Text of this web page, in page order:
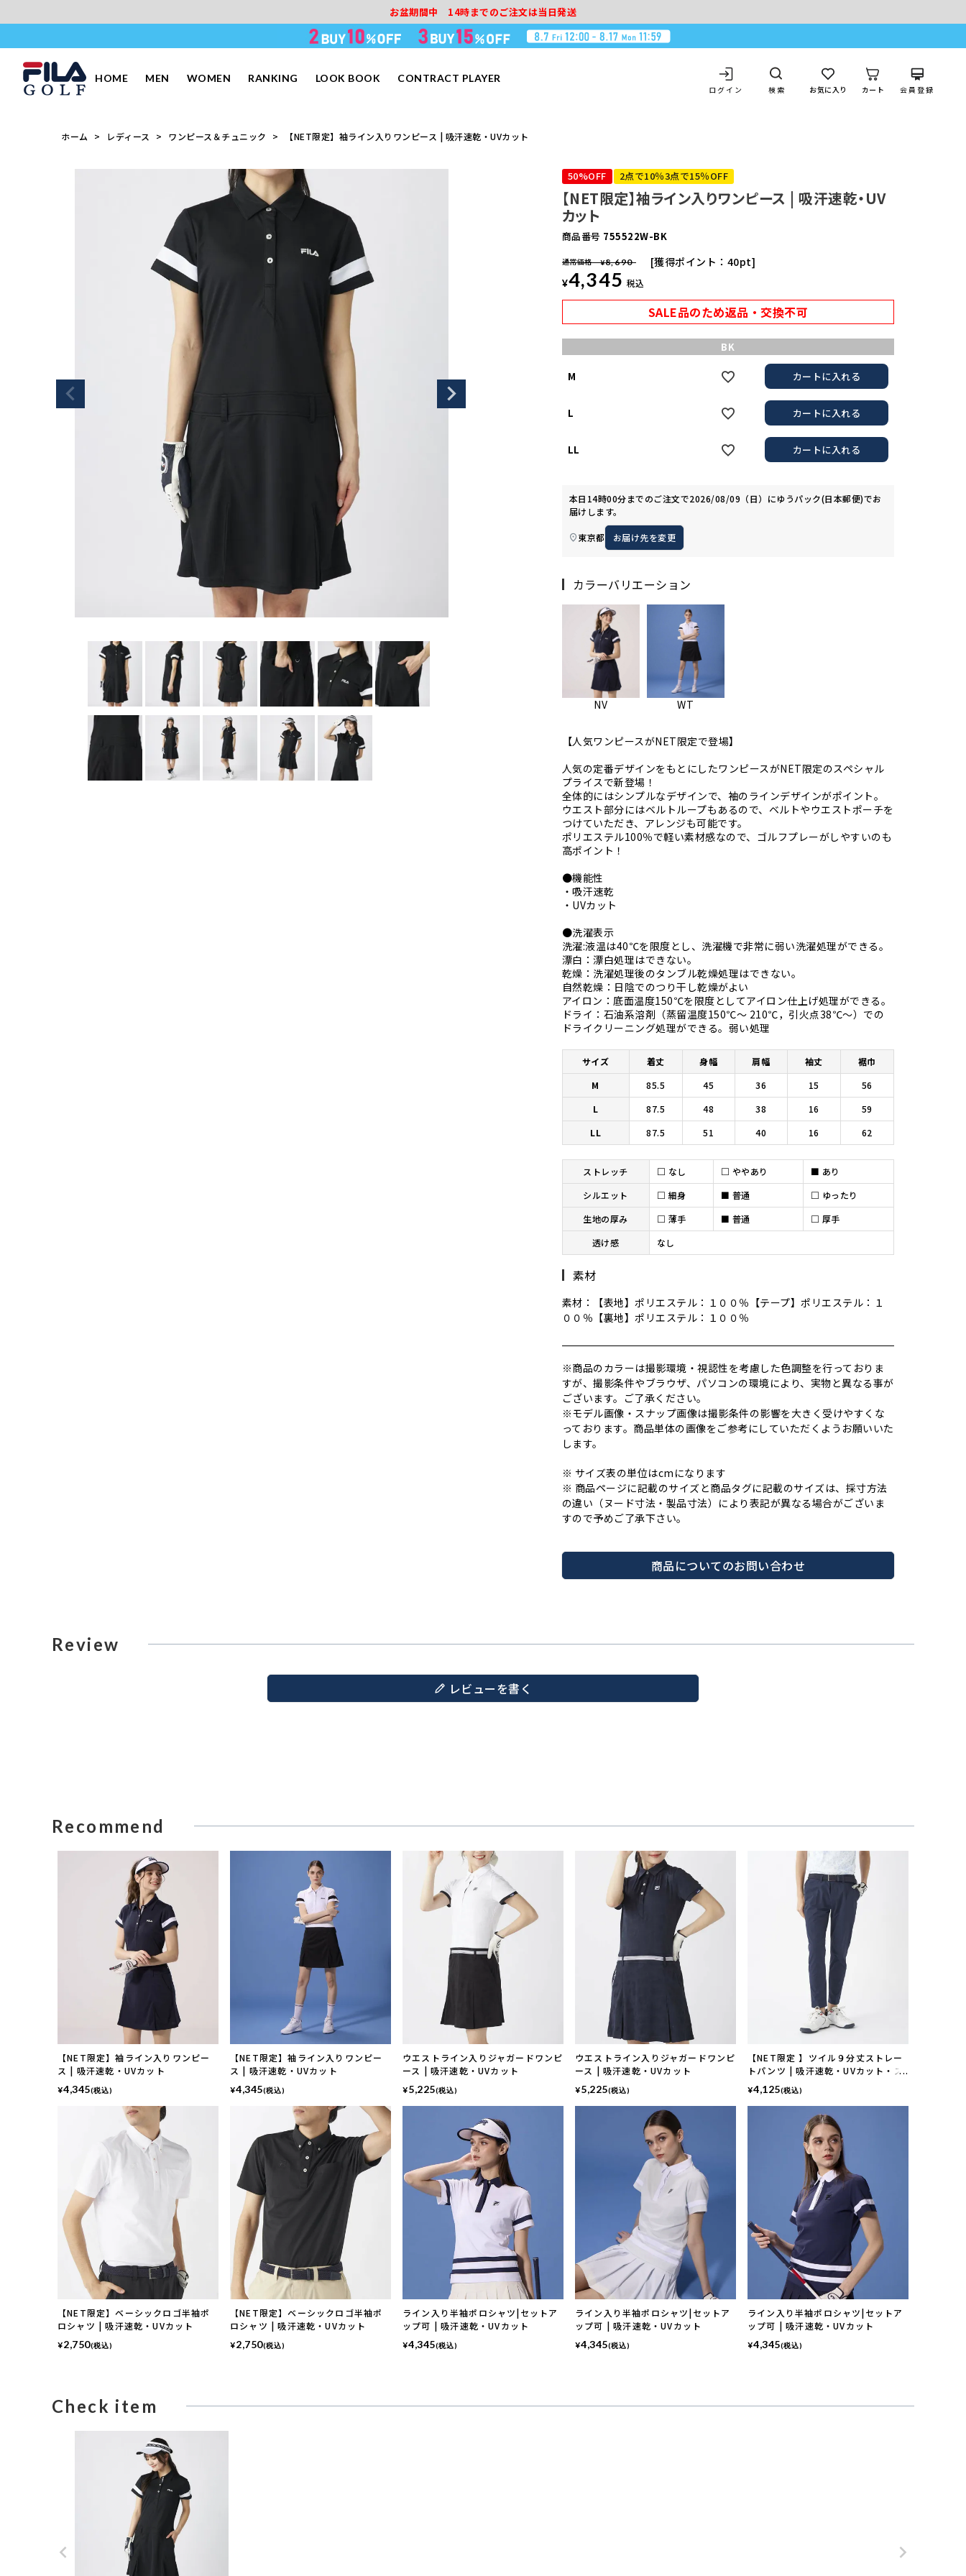
お盆期間中 14時までのご注文は当日発送
HOME MEN WOMEN RANKING LOOK BOOK CONTRACT PLAYER
ログイン 検索 お気に入り カート 会員登録
ホーム レディース ワンピース＆チュニック 【NET限定】袖ライン入りワンピース | 吸汗速乾・UVカット
50%OFF 2点で10％3点で15％OFF
【NET限定】袖ライン入りワンピース | 吸汗速乾・UV
カット
商品番号 755522W-BK
通常価格 ¥8,690
¥4,345 税込
獲得ポイント： 40pt
SALE品のため返品・交換不可
BK
M カートに入れる
L カートに入れる
LL カートに入れる
本日 14時00分までのご注文で2026/08/09（日） にゆうパック(日本郵便)でお
届けします。
東京都 お届け先を変更
カラーバリエーション
NV WT
【人気ワンピースがNET限定で登場】
人気の定番デザインをもとにしたワンピースがNET限定のスペシャル
プライスで新登場！
全体的にはシンプルなデザインで、袖のラインデザインがポイント。
ウエスト部分にはベルトループもあるので、ベルトやウエストポーチを
つけていただき、アレンジも可能です。
ポリエステル100％で軽い素材感なので、ゴルフプレーがしやすいのも
高ポイント！
●機能性
・吸汗速乾
・UVカット
●洗濯表示
洗濯:液温は40℃を限度とし、洗濯機で非常に弱い洗濯処理ができる。
漂白：漂白処理はできない。
乾燥：洗濯処理後のタンブル乾燥処理はできない。
自然乾燥：日陰でのつり干し乾燥がよい
アイロン：底面温度150℃を限度としてアイロン仕上げ処理ができる。
ドライ：石油系溶剤（蒸留温度150℃～ 210℃，引火点38℃～）での
ドライクリーニング処理ができる。弱い処理
サイズ 着丈 身幅 肩幅 袖丈
裾巾
M
85.5 45 36 15
56
L
87.5 48 38 16
59
LL
87.5 51 40 16 62
ストレッチ □ なし □ ややあり ■ あり
シルエット
□ 細身 ■ 普通 □ ゆったり
生地の厚み
□ 薄手 ■ 普通 □ 厚手
透け感
なし
素材
素材：【表地】ポリエステル：１００％【テープ】ポリエステル：１
００％【裏地】ポリエステル：１００％
※商品のカラーは撮影環境・視認性を考慮した色調整を行っておりま
すが、撮影条件やブラウザ、パソコンの環境により、実物と異なる事が
ございます。ご了承ください。
※モデル画像・スナップ画像は撮影条件の影響を大きく受けやすくな
っております。商品単体の画像をご参考にしていただくようお願いいた
します。
※ サイズ表の単位はcmになります
※ 商品ページに記載のサイズと商品タグに記載のサイズは、採寸方法
の違い（ヌード寸法・製品寸法）により表記が異なる場合がございま
すので予めご了承下さい。
商品についてのお問い合わせ
Review
レビューを書く
Recommend
【NET限定】袖ライン入りワンピー
ス | 吸汗速乾・UVカット
¥4,345(税込)
【NET限定】袖ライン入りワンピー
ス | 吸汗速乾・UVカット
¥4,345(税込)
ウエストライン入りジャガードワンピ
ース | 吸汗速乾・UVカット
¥5,225(税込)
ウエストライン入りジャガードワンピ
ース | 吸汗速乾・UVカット
¥5,225(税込)
【NET限定 】ツイル９分丈ストレー
トパンツ | 吸汗速乾・UVカット・ス
トレッチ
¥4,125(税込)
【NET限定】ベーシックロゴ半袖ポ
ロシャツ | 吸汗速乾・UVカット
¥2,750(税込)
【NET限定】ベーシックロゴ半袖ポ
ロシャツ | 吸汗速乾・UVカット
¥2,750(税込)
ライン入り半袖ポロシャツ|セットア
ップ可 | 吸汗速乾・UVカット
¥4,345(税込)
ライン入り半袖ポロシャツ|セットア
ップ可 | 吸汗速乾・UVカット
¥4,345(税込)
ライン入り半袖ポロシャツ|セットア
ップ可 | 吸汗速乾・UVカット
¥4,345(税込)
Check item